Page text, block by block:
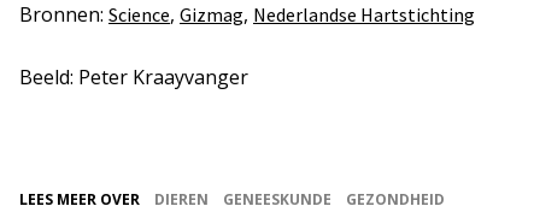
Bronnen: Science, Gizmag, Nederlandse Hartstichting
Beeld: Peter Kraayvanger
LEES MEER OVER DIEREN GENEESKUNDE
GEZONDHEID